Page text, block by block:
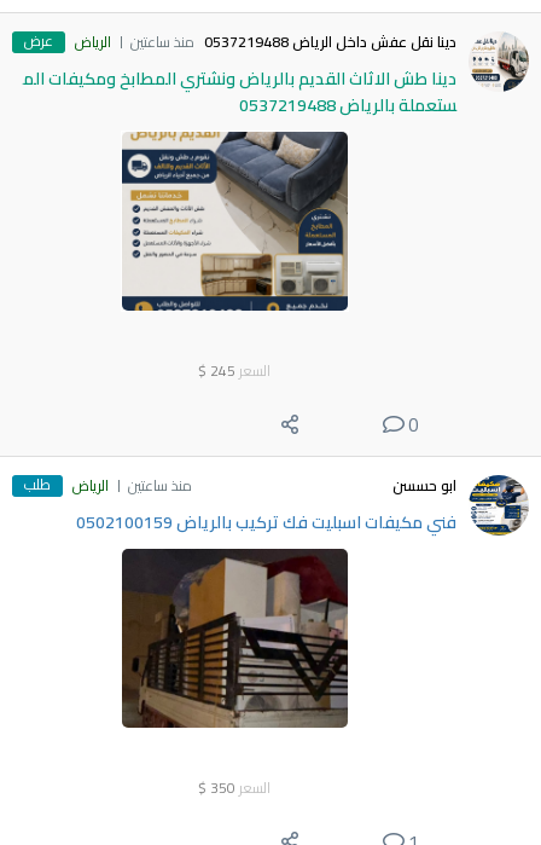
دينا نقل عفش داخل الرياض 0537219488 منذ ساعتين الرياض عرض
دينا طش الاثاث القديم بالرياض ونشتري المطابخ ومكيفات الم
ستعملة بالرياض 0537219488
السعر 245
$
0
ابو حسسن منذ ساعتين الرياض طلب
فني مكيفات اسبليت فك تركيب بالرياض 0502100159
السعر 350
$